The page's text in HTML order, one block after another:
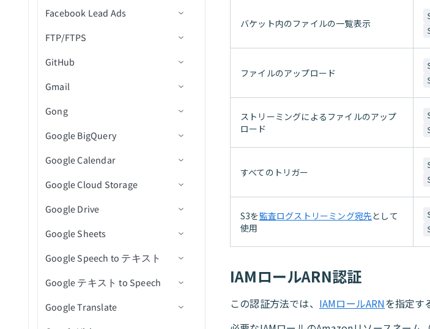
プロジェクト内のフォルダ
得（V2）
プロジェクト内のオブジェ
索（V2）
プロジェクト内のオブジェ
クトを検索
プロジェクト内の課題を更
新（V2）
プロジェクト内のオブジェ
クトを更新
ドキュメントをプロジェク
ファイルをダウンロード
ファイルコメントを取得
を取得
ファイルメタデータを取得
署名リクエストを取得
フォルダ項目を一覧表示(バ
(バッチ)
他のユーザーのファイルま
たはフォルダ名を変更
ファイルまたはフォルダの
名前変更/移動
署名リクエストを再送信
ップロード
従業員を検索
リソースを検索
業務単位を検索
従業員を更新
リソースを更新
従業員を関連付け
従業員の関連付けを解除
ド
エンベロープを取得
エンベロープの受信者を取
得
エンベロープ内のドキュメ
ントを一覧表示（一括）
エンベロープを一覧表示
（一括）
テンプレートを一覧表示
キュメントを送信
IDでエンベロープを送信
新規ファイルリビジョン
ファイル移動/名前変更アク
ション
CSVファイルアクション
フォルダアクション
動
フォルダを作成
選択したフォルダからファ
イベント詳細を取得
オブジェクト詳細を取得
オブジェクトを検索（バッ
チ）
ファイルのアップロード
レコードの作成
レコードの更新
レコードを検索
レコードを取得
レコードの削除
トリガー
イベントへの新規参加者登
更新済み参加者
イベントに登録された新規/
更新済み参加者（リアルタ
イム）
イベントの新規/更新済み注
文
アクション
連絡先リストを作成
連絡先を作成/更新
イベント参加者を取得
イベントを検索
コネクション設定
アクション
ワークブックを検索
ワークシートを一覧表示
テーブルを一覧表示
テーブルを追加
ワークシートを追加
セルを取得
行を取得
行を追加
行を更新
行を削除
Facebook Lead Ads
コネクション設定
トリガー
新規リード
アクション
Adset Insightsを取得
キャンペーンInsightsを取得
Adsetを一覧表示
キャンペーンを一覧表示
FTP/FTPS
前提条件
コネクション設定
トリガー
ディレクトリ内の新規CSV
は更新済みCSVファイルト
リガー
アクション
ファイルダウンロードアク
ドアクション
ファイル情報取得アクショ
ン
ディレクトリ内ファイル一
覧表示アクション
ファイル削除アクション
GitHub
コネクション設定
トリガー
クローズされた課題
新規課題
新規プルリクエスト
新規または更新済み課題コ
ストーン
新規または更新済みプルリ
クエスト
アクション
課題にコメントを作成
課題を作成
課題またはPRの詳細を取得
refのステータスを一覧表示
課題とプルリクエストを検
Gmail
コネクション設定
トリガー
新しいメール
アクション
メールを送信
添付ファイルをダウンロー
Gong
コネクション設定
トリガー
新規通話(リアルタイム)
アクション
通話を追加
通話メディアを追加
コンテンツ共有エンゲージ
を作成
Google BigQuery
コネクション設定
トリガー
新規行
新規行（バッチ）
新規ジョブ完了
スケジュール済みクエリ
アクション
行を挿入
行を挿入（batch）
ファイルからデータを読み
Google Calendar
コネクション設定
トリガー
新規イベント
新規/更新済みイベント
イベント開始
イベント終了
アクション
イベントを作成
イベントを検索（バッチ）
イベントを更新
Google Cloud Storage
コネクション設定
アクション
バケットの作成
バケットを削除
オブジェクトの削除
Google Drive
コネクション設定
トリガー
新規アクティビティ
新規CSVファイル
アクション
ファイル権限を追加
Google Sheets
コネクション設定
トリガー
My Drive内のシートの新規
アクション
Google Speech to テキスト
コネクション設定
アクション
Google テキスト to Speech
コネクション設定
Google Translate
バケット内のファイルの一覧表示
ファイルのアップロード
ストリーミングによるファイルのアップ
ロード
すべてのトリガー
S3を監査ログストリーミング宛先として
使用
IAMロールARN認証
この認証方法では、 IAMロールARNを指定す